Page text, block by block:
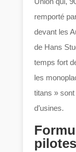
remporté
devant les
de Hans
temps fort
les
titans »
d’usines.
pilotes